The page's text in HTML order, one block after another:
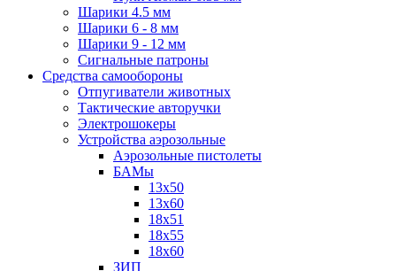
Шарики 4.5 мм
Шарики 6 - 8 мм
Шарики 9 - 12 мм
Сигнальные патроны
Средства самообороны
Отпугиватели животных
Тактические авторучки
Электрошокеры
Устройства аэрозольные
Аэрозольные пистолеты
БАМы
13х50
13х60
18х51
18х55
18х60
ЗИП